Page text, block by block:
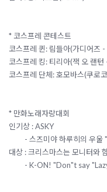
* 코스프레 콘테스트
코스프레 퀸: 림들아(가디어즈
코스프레 킹: 티리아(잭 오 랜턴
코스프레 단체: 호모바스(쿠로
* 만화노래자랑대회
인기상 : ASKY
- 스즈미야 하루히의 우울
대상 : 크리스마스는 모니터와
- K-ON! "Don"t say